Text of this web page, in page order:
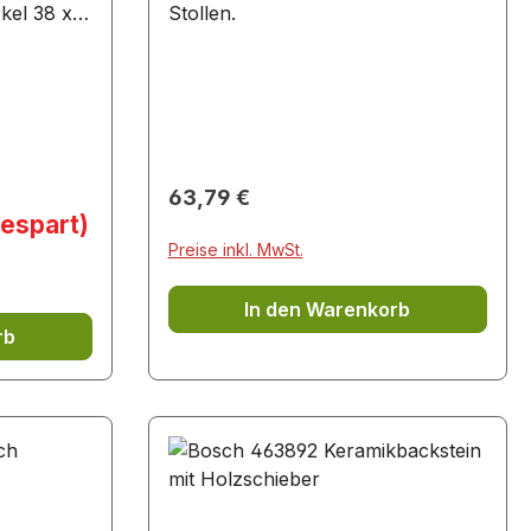
38 x
alle
als
dem
Stollen.
Regulärer Preis:
63,79 €
Preise inkl. MwSt.
In den Warenkorb